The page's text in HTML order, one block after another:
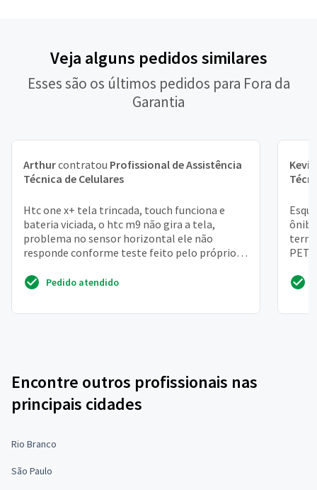
Veja alguns pedidos similares
Esses são os últimos pedidos para Fora da
Garantia
Arthurcontratou Profissional de Assistência
Técnica de Celulares
Htc one x+ tela trincada, touch funciona e
bateria viciada, o htc m9 não gira a tela,
problema no sensor horizontal ele não
responde conforme teste feito pelo próprio
Pedido atendido
Kevin
Encontre outros profissionais nas
principais cidades
Rio Branco
São Paulo